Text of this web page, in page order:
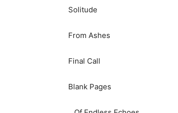
Solitude
From Ashes
Final Call
Blank Pages